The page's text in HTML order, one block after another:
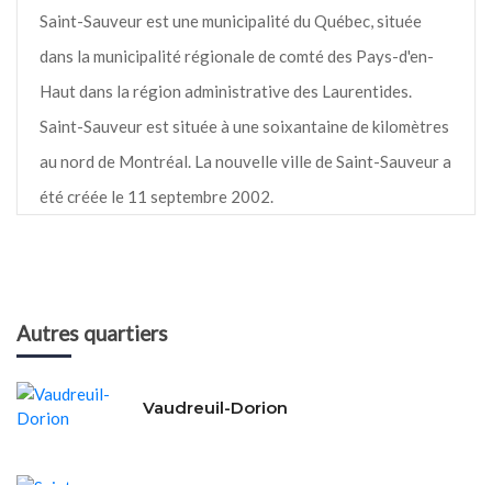
Saint-Sauveur est une municipalité du Québec, située
dans la municipalité régionale de comté des Pays-d'en-
Haut dans la région administrative des Laurentides.
Saint-Sauveur est située à une soixantaine de kilomètres
au nord de Montréal. La nouvelle ville de Saint-Sauveur a
été créée le 11 septembre 2002.
Autres quartiers
Vaudreuil-Dorion